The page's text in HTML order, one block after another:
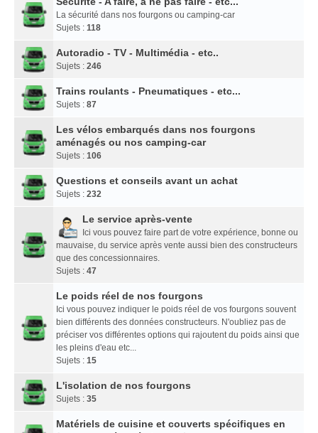
La sécurité dans nos fourgons ou camping-car
Sujets : 118
Autoradio - TV - Multimédia - etc..
Sujets : 246
Trains roulants - Pneumatiques - etc...
Sujets : 87
Les vélos embarqués dans nos fourgons
aménagés ou nos camping-car
Sujets : 106
Questions et conseils avant un achat
Sujets : 232
Le service après-vente
Ici vous pouvez faire part de votre expérience, bonne ou
mauvaise, du service après vente aussi bien des constructeurs
que des concessionnaires.
Sujets : 47
Le poids réel de nos fourgons
Ici vous pouvez indiquer le poids réel de vos fourgons souvent
bien différents des données constructeurs. N'oubliez pas de
préciser vos différentes options qui rajoutent du poids ainsi que
les pleins d'eau etc...
Sujets : 15
L'isolation de nos fourgons
Sujets : 35
Matériels de cuisine et couverts spécifiques en